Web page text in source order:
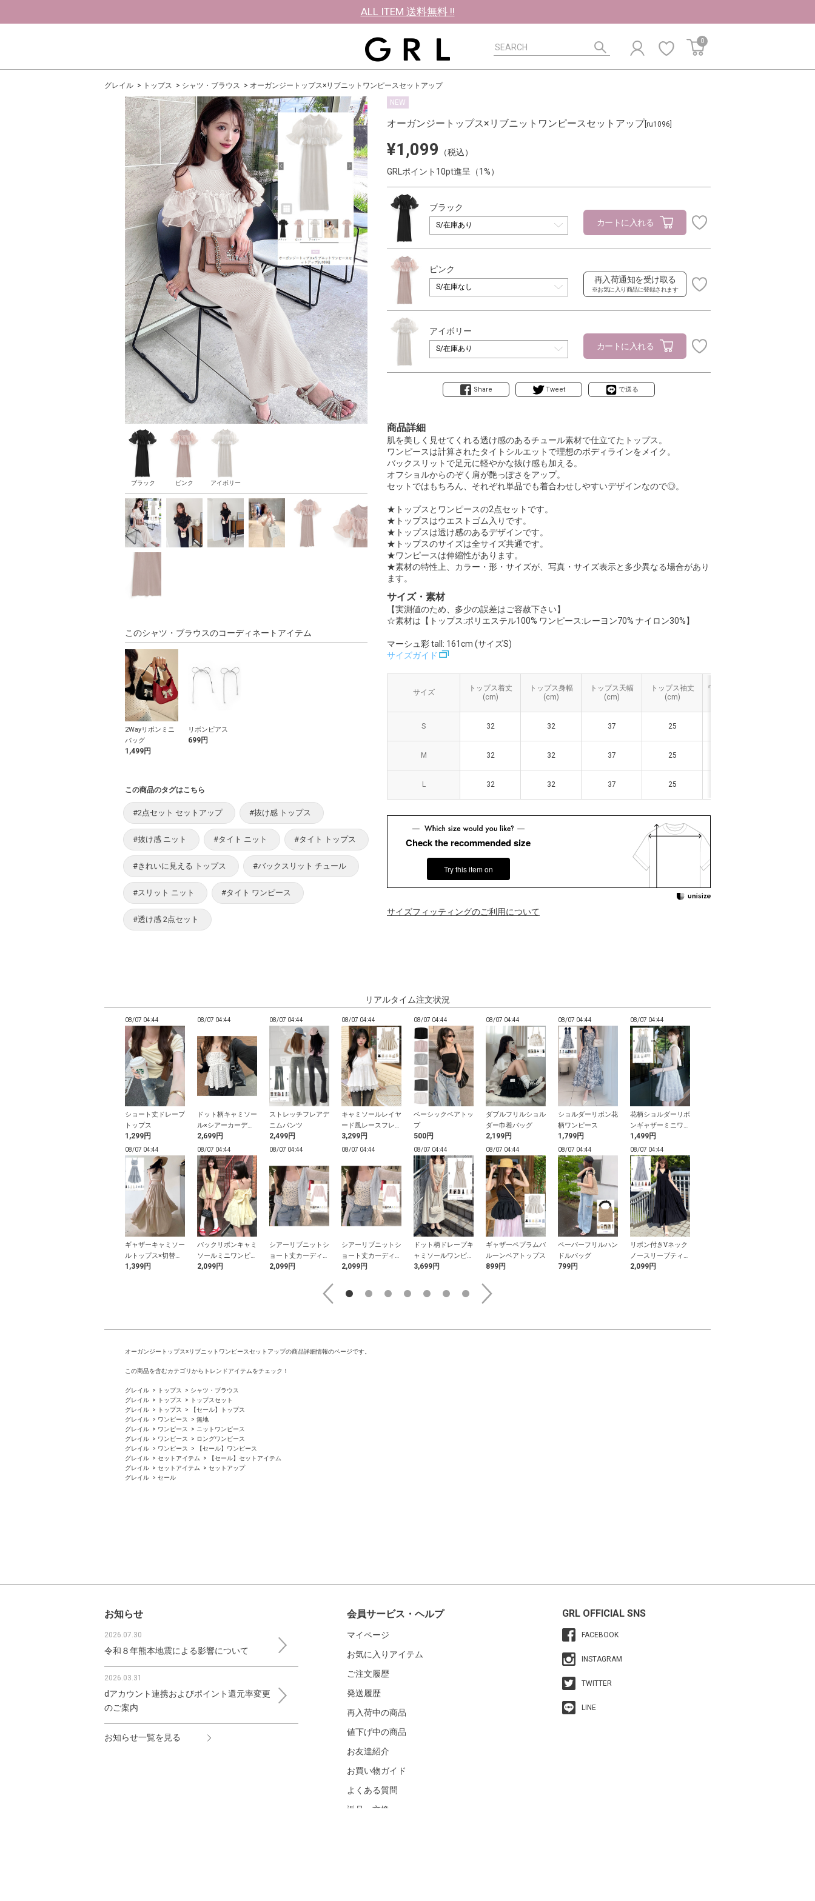
ALL ITEM 送料無料 !!
0
グレイル トップス シャツ・ブラウス オーガンジートップス×リブニットワンピースセットアップ
ブラック ピンク アイボリー
NEW
オーガンジートップス×リブニットワンピースセットアップ [ru1096]
¥1,099
（税込）
GRLポイント10pt進呈（1%）
ブラック
カートに入れる
ピンク
再入荷通知を受け取る
※お気に入り商品に登録されます
アイボリー
カートに入れる
Share Tweet で送る
商品詳細
肌を美しく見せてくれる透け感のあるチュール素材で仕立てたトップス。
ワンピースは計算されたタイトシルエットで理想のボディラインをメイク。
バックスリットで足元に軽やかな抜け感も加える。
オフショルからのぞく肩が艶っぽさをアップ。
セットではもちろん、それぞれ単品でも着合わせしやすいデザインなので◎。
★トップスとワンピースの2点セットです。
★トップスはウエストゴム入りです。
★トップスは透け感のあるデザインです。
★トップスのサイズは全サイズ共通です。
★ワンピースは伸縮性があります。
★素材の特性上、カラー・形・サイズが、写真・サイズ表示と多少異なる場合があり
ます。
サイズ・素材
【実測値のため、多少の誤差はご容赦下さい】
☆素材は【トップス:ポリエステル100% ワンピース:レーヨン70% ナイロン30%】
マーシュ彩 tall: 161cm (サイズS)
サイズガイド
サイズ
トップス着丈
(cm)
トップス身幅
(cm)
トップス天幅
(cm)
トップス袖丈
(cm)
ワンピース着丈
S 32 32 37 25
M 32 32 37 25
L 32 32 37 25
サイズ
トップス着丈
(cm)
トップス身幅
(cm)
トップス天幅
(cm)
トップス袖丈
(cm)
ワンピース着丈
S 32 32 37 25
M 32 32 37 25
L 32 32 37 25
Check the recommended size
Try this item on
サイズフィッティングのご利用について
このシャツ・ブラウスのコーディネートアイテム
2Wayリボンミニ
バッグ
1,499円
リボンピアス
699円
この商品のタグはこちら
#2点セット セットアップ #抜け感 トップス
#抜け感 ニット #タイト ニット #タイト トップス
#きれいに見える トップス #バックスリット チュール
#スリット ニット #タイト ワンピース
#透け感 2点セット
リアルタイム注文状況
08/07 04:44
ショート丈ドレープ
トップス
1,299円
08/07 04:44
ドット柄キャミソー
ル×シアーカーディ
ガンアンサンブル
2,699円
08/07 04:44
ストレッチフレアデ
ニムパンツ
2,499円
08/07 04:44
キャミソールレイヤ
ード風レースフレア
トップス
3,299円
08/07 04:44
ベーシックベアトッ
プ
500円
08/07 04:44
ダブルフリルショル
ダー巾着バッグ
2,199円
08/07 04:44
ショルダーリボン花
柄ワンピース
1,799円
08/07 04:44
花柄ショルダーリボ
ンギャザーミニワン
ピース
1,499円
08/07 04:44
ギャザーキャミソー
ルトップス×切替ロ
ングスカートセット
1,399円
08/07 04:44
バックリボンキャミ
ソールミニワンピー
ス
2,099円
08/07 04:44
シアーリブニットシ
ョート丈カーディガ
ン
2,099円
08/07 04:44
シアーリブニットシ
ョート丈カーディガ
ン
2,099円
08/07 04:44
ドット柄ドレープキ
ャミソールワンピー
ス
3,699円
08/07 04:44
ギャザーペプラムバ
ルーンベアトップス
899円
08/07 04:44
ペーパーフリルハン
ドルバッグ
799円
08/07 04:44
リボン付きVネック
ノースリーブティア
ードワンピース
2,099円
オーガンジートップス×リブニットワンピースセットアップの商品詳細情報のページです。
この商品を含むカテゴリからトレンドアイテムをチェック！
グレイル トップス
シャツ・ブラウス
グレイル
トップス
トップスセット
グレイル
トップス
【セール】トップス
グレイル
ワンピース
無地
グレイル
ワンピース
ニットワンピース
グレイル
ワンピース
ロングワンピース
グレイル
ワンピース
【セール】ワンピース
グレイル
セットアイテム
【セール】セットアイテム
グレイル
セットアイテム
セットアップ
グレイル
セール
お知らせ
2026.07.30
令和８年熊本地震による影響について
2026.03.31
dアカウント連携およびポイント還元率変更
のご案内
お知らせ一覧を見る
会員サービス・ヘルプ
マイページ
お気に入りアイテム
ご注文履歴
発送履歴
再入荷中の商品
値下げ中の商品
お友達紹介
お買い物ガイド
よくある質問
返品・交換
GRL OFFICIAL SNS
FACEBOOK
INSTAGRAM
TWITTER
LINE